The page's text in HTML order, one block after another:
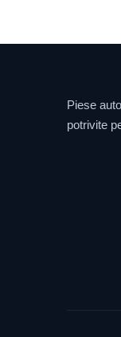
Piese
potrivite